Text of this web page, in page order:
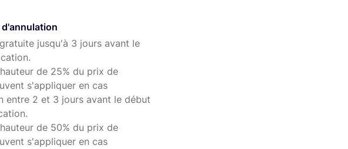
jusqu'à 3 jours avant le
de 25% du prix de
s'appliquer en cas
entre 2 et 3 jours avant le début
de 50% du prix de
s'appliquer en cas